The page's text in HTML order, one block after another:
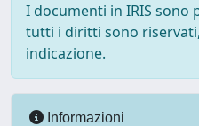
I documenti in IRIS
tutti i diritti sono
indicazione.
Informazioni